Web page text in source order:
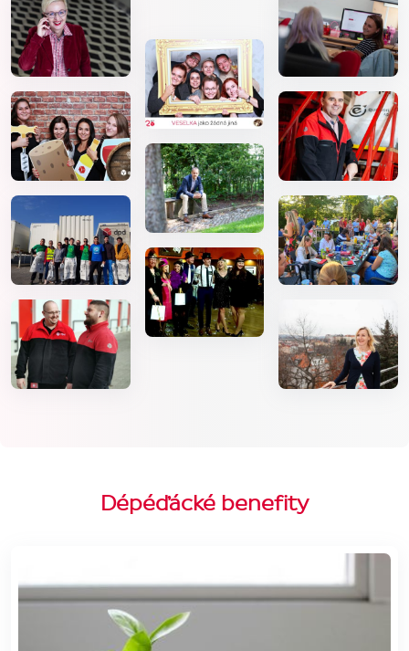
Dépéďácké benefity